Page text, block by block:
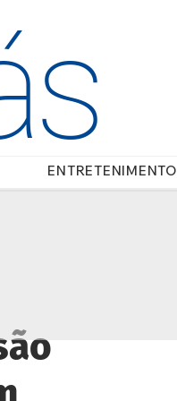
ENTRETENIMENTO